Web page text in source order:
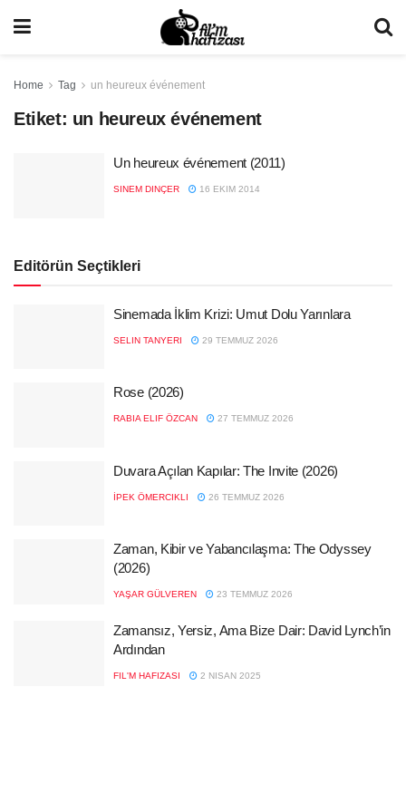
Home Tag un heureux événement
Etiket: un heureux événement
Un heureux événement (2011)
SINEM DINÇER 16 EKIM 2014
Editörün Seçtikleri
Sinemada İklim Krizi: Umut Dolu Yarınlara
SELIN TANYERI 29 TEMMUZ 2026
Rose (2026)
RABIA ELIF ÖZCAN 27 TEMMUZ 2026
Duvara Açılan Kapılar: The Invite (2026)
İPEK ÖMERCIKLI 26 TEMMUZ 2026
Zaman, Kibir ve Yabancılaşma: The Odyssey
(2026)
YAŞAR GÜLVEREN 23 TEMMUZ 2026
Zamansız, Yersiz, Ama Bize Dair: David Lynch’in
Ardından
FIL'M HAFIZASI 2 NISAN 2025